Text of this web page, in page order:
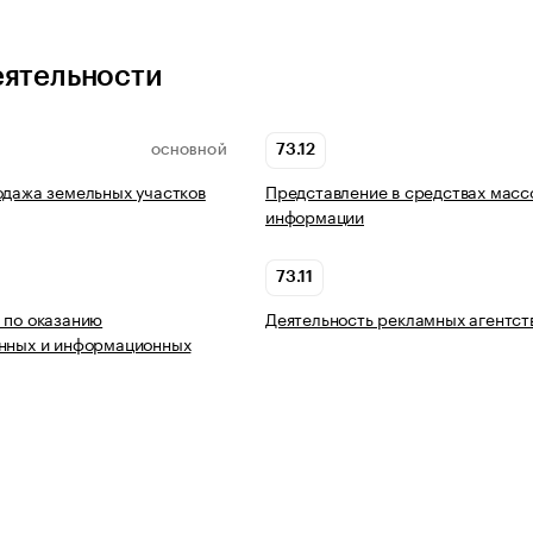
ОСНОВНОЙ
земельных участков
73.12
Представление в средствах
информации
оказанию
и информационных
73.11
Деятельность рекламных